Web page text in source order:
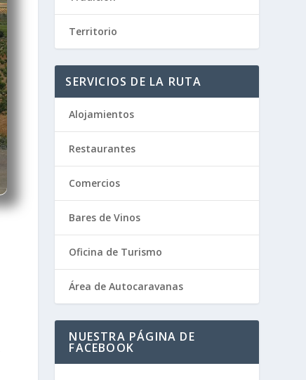
Territorio
SERVICIOS DE LA RUTA
Alojamientos
Restaurantes
Comercios
Bares de Vinos
Oficina de Turismo
Área de Autocaravanas
NUESTRA PÁGINA DE
FACEBOOK